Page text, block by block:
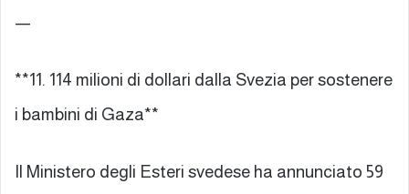
—
**11. 114 milioni di dollari dalla Svezia per sostenere
i bambini di Gaza**
Il Ministero degli Esteri svedese ha annunciato 59